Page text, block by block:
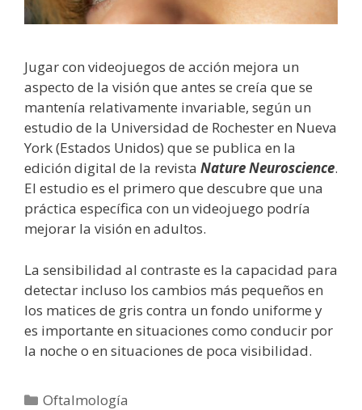
Jugar con videojuegos de acción mejora un
aspecto de la visión que antes se creía que se
mantenía relativamente invariable, según un
estudio de la Universidad de Rochester en Nueva
York (Estados Unidos) que se publica en la
edición digital de la revista Nature Neuroscience.
El estudio es el primero que descubre que una
práctica específica con un videojuego podría
mejorar la visión en adultos.
La sensibilidad al contraste es la capacidad para
detectar incluso los cambios más pequeños en
los matices de gris contra un fondo uniforme y
es importante en situaciones como conducir por
la noche o en situaciones de poca visibilidad.
Categorías
Oftalmología